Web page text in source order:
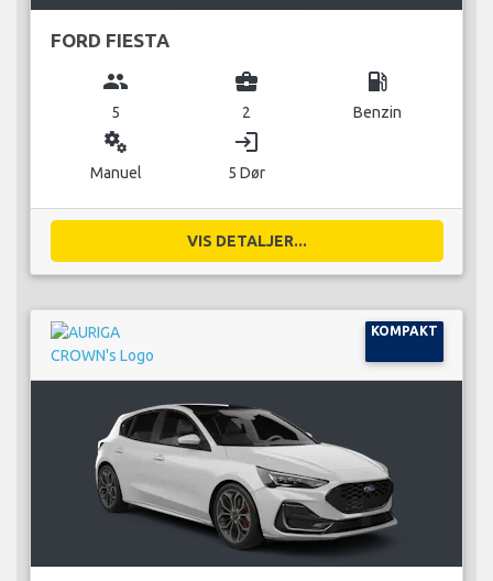
FORD FIESTA
group
5
business_center
2
local_gas_station
Benzin
miscellaneous_services
Manuel
login
5 Dør
VIS DETALJER...
KOMPAKT